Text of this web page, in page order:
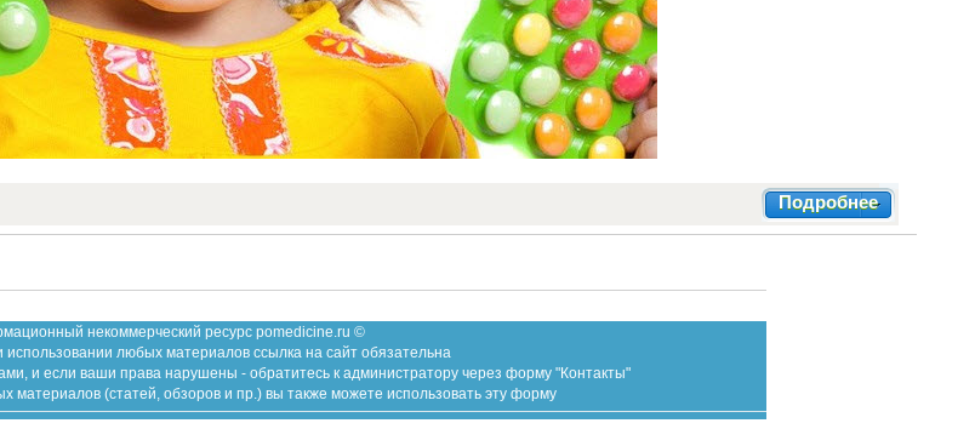
Подробнее
некоммерческий ресурс pomedicine.ru ©
использовании любых материалов ссылка на сайт обязательна
и если ваши права нарушены - обратитесь к администратору через форму "Контакты"
материалов (статей, обзоров и пр.) вы также можете использовать эту форму